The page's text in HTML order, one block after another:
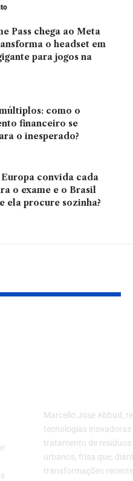
Pass chega ao Meta
o headset em
para jogos na
como o
financeiro se
o inesperado?
convida cada
o exame e o Brasil
ela procure sozinha?
Marcello José Abbud,
tecnologias inovadoras
tratamento de resíduos
urbanos, frisa que,
transformações